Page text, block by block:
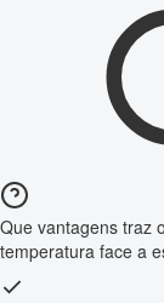
Que vantagens traz
temperatura face a